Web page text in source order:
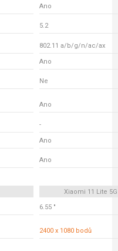
Ano
5.2
802.11 a/b/g/n/ac/ax
Ano
Ne
Ano
-
Ano
Ano
Xiaomi 11 Lite 5G
6.55 "
2400 x 1080 bodů